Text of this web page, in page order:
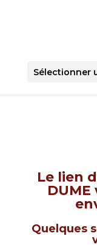
Sélectionner
Le lien
Quelques